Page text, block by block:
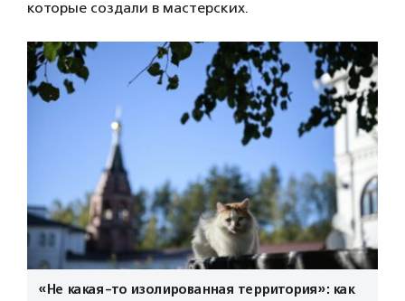
которые создали в мастерских.
«Не какая-то изолированная территория»: как